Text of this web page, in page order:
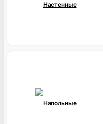
Настенные
Напольные